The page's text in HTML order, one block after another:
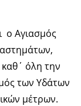
ο Αγιασμός
όλη την
των Υδάτων
μέτρων.